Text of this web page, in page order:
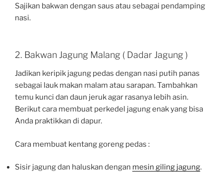
Sajikan bakwan dengan saus atau sebagai pendamping
nasi.
2. Bakwan Jagung Malang ( Dadar Jagung )
Jadikan keripik jagung pedas dengan nasi putih panas
sebagai lauk makan malam atau sarapan. Tambahkan
temu kunci dan daun jeruk agar rasanya lebih asin.
Berikut cara membuat perkedel jagung enak yang bisa
Anda praktikkan di dapur.
Cara membuat kentang goreng pedas :
Sisir jagung dan haluskan dengan mesin giling jagung.